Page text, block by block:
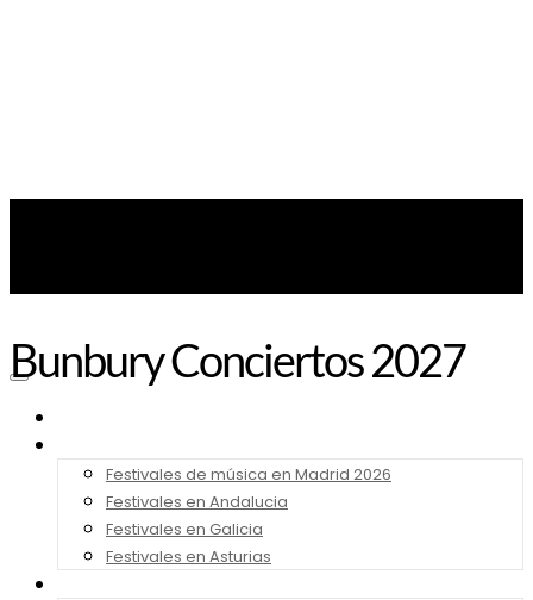
Festivales de música en Madrid 2026
Festivales en Andalucia
Festivales en Galicia
Festivales en Asturias
Bunbury Conciertos 2027